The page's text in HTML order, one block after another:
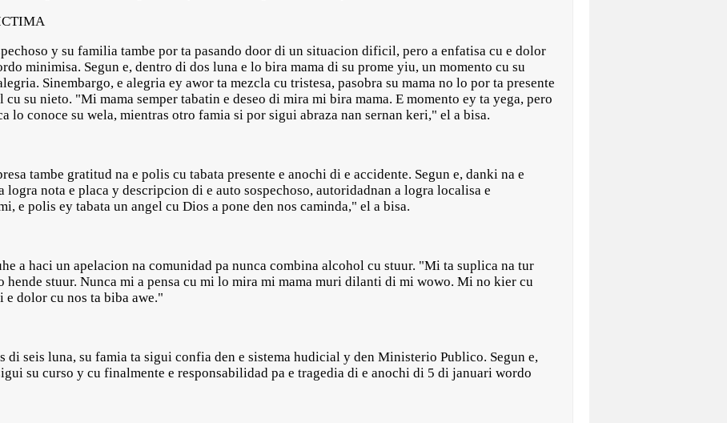
y su familia tambe por ta pasando door di un situacion dificil, pero a enfatisa cu e dolor
minimisa. Segun e, dentro di dos luna e lo bira mama di su prome yiu, un momento cu su
Sinembargo, e alegria ey awor ta mezcla cu tristesa, pasobra su mama no lo por ta presente
su nieto. "Mi mama semper tabatin e deseo di mira mi bira mama. E momento ey ta yega, pero
lo conoce su wela, mientras otro famia si por sigui abraza nan sernan keri," el a bisa.
tambe gratitud na e polis cu tabata presente e anochi di e accidente. Segun e, danki na e
logra nota e placa y descripcion di e auto sospechoso, autoridadnan a logra localisa e
e polis ey tabata un angel cu Dios a pone den nos caminda," el a bisa.
a haci un apelacion na comunidad pa nunca combina alcohol cu stuur. "Mi ta suplica na tur
hende stuur. Nunca mi a pensa cu mi lo mira mi mama muri dilanti di mi wowo. Mi no kier cu
dolor cu nos ta biba awe."
di seis luna, su famia ta sigui confia den e sistema hudicial y den Ministerio Publico. Segun e,
su curso y cu finalmente e responsabilidad pa e tragedia di e anochi di 5 di januari wordo